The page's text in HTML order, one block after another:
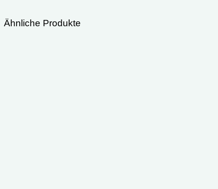
Ähnliche Produkte